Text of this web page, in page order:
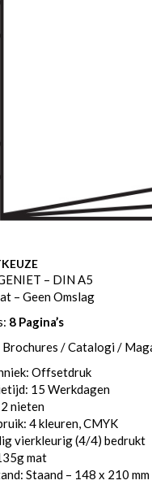
– DIN A5
– Geen Omslag
8 Pagina’s
/ Catalogi /
Offsetdruk
15 Werkdagen
nieten
4 kleuren, CMYK
vierkleurig (4/4) bedrukt
mat
Staand – 148 x 210 mm